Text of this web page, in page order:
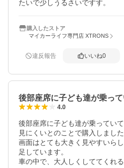
たいで少しうるさいですす。
購入したストア
マイカーライフ専門店 XTRONS
違反報告 いいね0
後部座席に子ども達が乗っ
4.0
後部座席に子ども達が乗ってい
見にくいとのことで購入しました
画面はとても大きく見やすいら
足しています。
車の中で、大人しくしててくれ